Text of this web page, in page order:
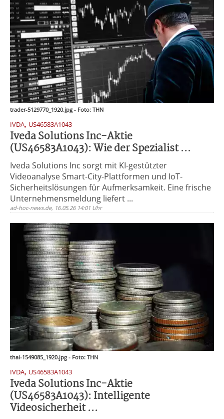
trader-5129770_1920.jpg - Foto: THN
IVDA, US46583A1043
Iveda Solutions Inc-Aktie
(US46583A1043): Wie der Spezialist ...
Iveda Solutions Inc sorgt mit KI-gestützter
Videoanalyse Smart-City-Plattformen und IoT-
Sicherheitslösungen für Aufmerksamkeit. Eine frische
Unternehmensmeldung liefert ...
ad-hoc-news.de, 16.05.26 14:01 Uhr
thai-1549085_1920.jpg - Foto: THN
IVDA, US46583A1043
Iveda Solutions Inc-Aktie
(US46583A1043): Intelligente
Videosicherheit ...